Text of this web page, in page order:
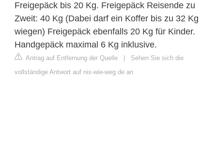
Freigepäck bis 20 Kg. Freigepäck Reisende zu
Zweit: 40 Kg (Dabei darf ein Koffer bis zu 32 Kg
wiegen) Freigepäck ebenfalls 20 Kg für Kinder.
Handgepäck maximal 6 Kg inklusive.
Antrag auf Entfernung der Quelle
Sehen Sie sich die
vollständige Antwort auf nix-wie-weg.de an